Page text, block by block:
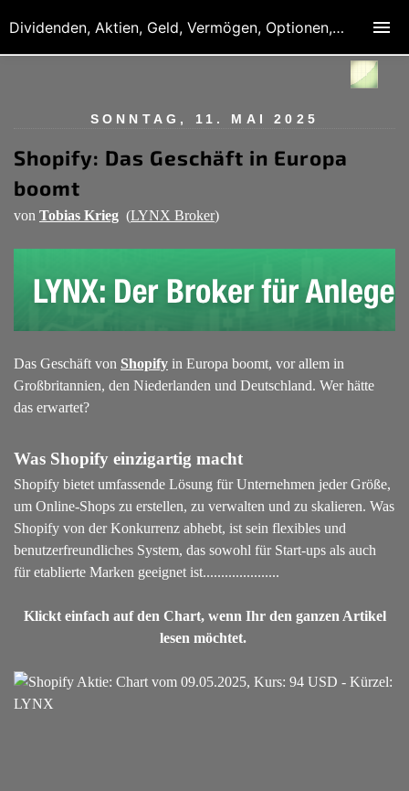
SONNTAG, 11. MAI 2025
Shopify: Das Geschäft in Europa
boomt
von Tobias Krieg (LYNX Broker)
Das Geschäft von Shopify in Europa boomt, vor allem in
Großbritannien, den Niederlanden und Deutschland. Wer hätte
das erwartet?
Was Shopify einzigartig macht
Shopify bietet umfassende Lösung für Unternehmen jeder Größe,
um Online-Shops zu erstellen, zu verwalten und zu skalieren. Was
Shopify von der Konkurrenz abhebt, ist sein flexibles und
benutzerfreundliches System, das sowohl für Start-ups als auch
für etablierte Marken geeignet ist.....................
Klickt einfach auf den Chart, wenn Ihr den ganzen Artikel
lesen möchtet.
Dividenden, Aktien, Geld, Vermögen, Optionen, Derivate